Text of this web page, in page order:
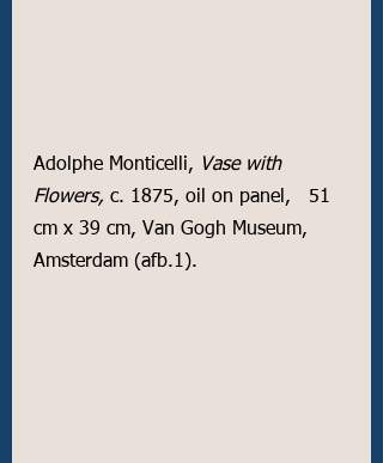
Adolphe Monticelli, Vase with
Flowers, c. 1875, oil on panel,   51
cm x 39 cm, Van Gogh Museum,
Amsterdam (afb.1).